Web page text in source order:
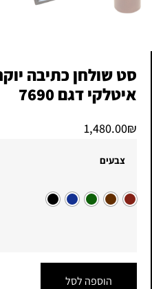
איטלקי דגם 7690
1,480.00₪
צבעים
הוספה לסל